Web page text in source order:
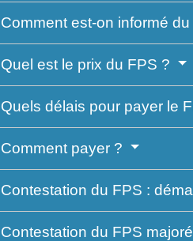
Comment est-on informé
Quel est le prix du FPS ?
Quels délais pour payer le
Comment payer ?
Contestation du FPS :
Contestation du FPS majoré